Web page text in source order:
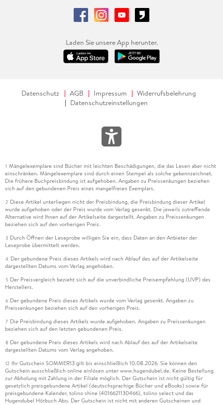
Laden Sie unsere App herunter.
Datenschutz AGB Impressum
Widerrufsbelehrung
Datenschutzeinstellungen
1 Mängelexemplare sind Bücher mit leichten Beschädigungen, die das Lesen aber nicht
einschränken. Mängelexemplare sind durch einen Stempel als solche gekennzeichnet.
Die frühere Buchpreisbindung ist aufgehoben. Angaben zu Preissenkungen beziehen
sich auf den gebundenen Preis eines mangelfreien Exemplars.
2 Diese Artikel unterliegen nicht der Preisbindung, die Preisbindung dieser Artikel
wurde aufgehoben oder der Preis wurde vom Verlag gesenkt. Die jeweils zutreffende
Alternative wird Ihnen auf der Artikelseite dargestellt. Angaben zu Preissenkungen
beziehen sich auf den vorherigen Preis.
3 Durch Öffnen der Leseprobe willigen Sie ein, dass Daten an den Anbieter der
Leseprobe übermittelt werden.
4 Der gebundene Preis dieses Artikels wird nach Ablauf des auf der Artikelseite
dargestellten Datums vom Verlag angehoben.
5 Der Preisvergleich bezieht sich auf die unverbindliche Preisempfehlung (UVP) des
Herstellers.
6 Der gebundene Preis dieses Artikels wurde vom Verlag gesenkt. Angaben zu
Preissenkungen beziehen sich auf den vorherigen Preis.
7 Die Preisbindung dieses Artikels wurde aufgehoben. Angaben zu Preissenkungen
beziehen sich auf den letzten gebundenen Preis.
8 Der gebundene Preis dieses Artikels wird nach Ablauf des auf der Artikelseite
dargestellten Datums vom Verlag angehoben.
12 Ihr Gutschein SOMMER13 gilt bis einschließlich 10.08.2026. Sie können den
Gutschein ausschließlich online einlösen unter www.hugendubel.de. Keine Bestellung
zur Abholung mit Zahlung in der Filiale möglich. Der Gutschein ist nicht gültig für
gesetzlich preisgebundene Artikel (deutschsprachige Bücher und eBooks) sowie für
preisgebundene Kalender, tolino shine (4016621130466), tolino select und das
Hugendubel Hörbuch Abo. Der Gutschein ist nicht mit anderen Gutscheinen und